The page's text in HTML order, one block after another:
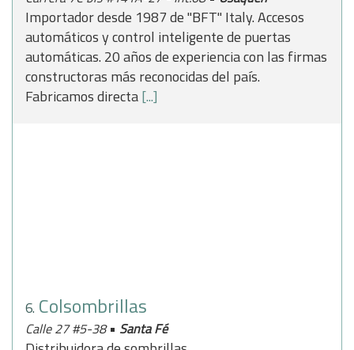
Importador desde 1987 de "BFT" Italy. Accesos
automáticos y control inteligente de puertas
automáticas. 20 años de experiencia con las firmas
constructoras más reconocidas del país.
Fabricamos directa[...]
6. Colsombrillas
Calle 27 #5-38• Santa Fé